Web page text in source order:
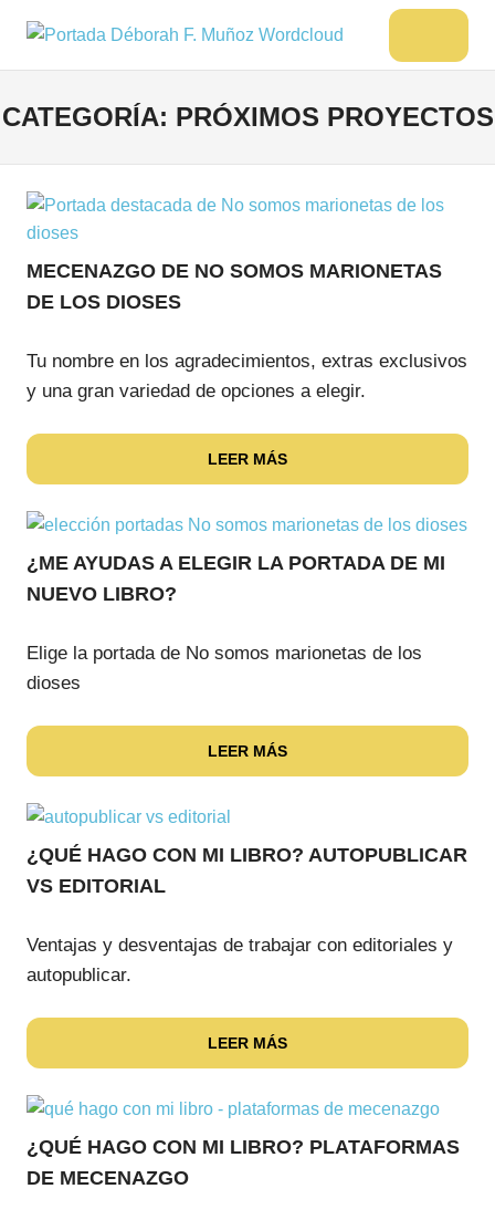
contenido
DÉBORAH
MUÑOZ
Libros,
cultura,
más
CATEGORÍA: PRÓXIMOS PROYECTOS
MECENAZGO DE NO SOMOS MARIONETAS
DE LOS DIOSES
Tu nombre en los agradecimientos, extras exclusivos
y una gran variedad de opciones a elegir.
LEER MÁS
¿ME AYUDAS A ELEGIR LA PORTADA DE MI
NUEVO LIBRO?
Elige la portada de No somos marionetas de los
dioses
LEER MÁS
¿QUÉ HAGO CON MI LIBRO? AUTOPUBLICAR
VS EDITORIAL
Ventajas y desventajas de trabajar con editoriales y
autopublicar.
LEER MÁS
¿QUÉ HAGO CON MI LIBRO? PLATAFORMAS
DE MECENAZGO